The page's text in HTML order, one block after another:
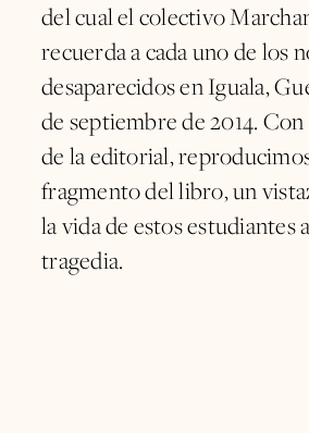
del cual el colectivo
recuerda a cada uno de los
desaparecidos en Iguala,
de septiembre de 2014.
de la editorial,
fragmento del libro, un
la vida de estos estudiantes
tragedia.